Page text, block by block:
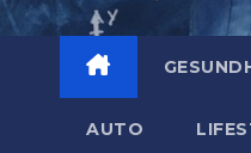
AUTO